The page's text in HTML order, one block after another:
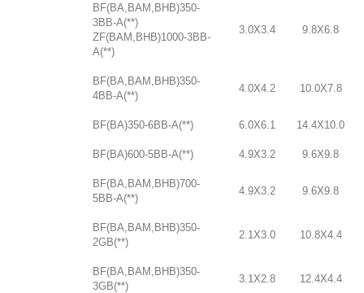
BF(BA,BAM,BHB)350-
3BB-A(**)
ZF(BAM,BHB)1000-3BB-
A(**)
3.0X3.4 9.8X6.8
BF(BA,BAM,BHB)350-
4BB-A(**)
4.0X4.2 10.0X7.8
BF(BA)350-6BB-A(**) 6.0X6.1 14.4X10.0
BF(BA)600-5BB-A(**) 4.9X3.2 9.6X9.8
BF(BA,BAM,BHB)700-
5BB-A(**)
4.9X3.2 9.6X9.8
BF(BA,BAM,BHB)350-
2GB(**)
2.1X3.0 10.8X4.4
BF(BA,BAM,BHB)350-
3GB(**)
3.1X2.8 12.4X4.4